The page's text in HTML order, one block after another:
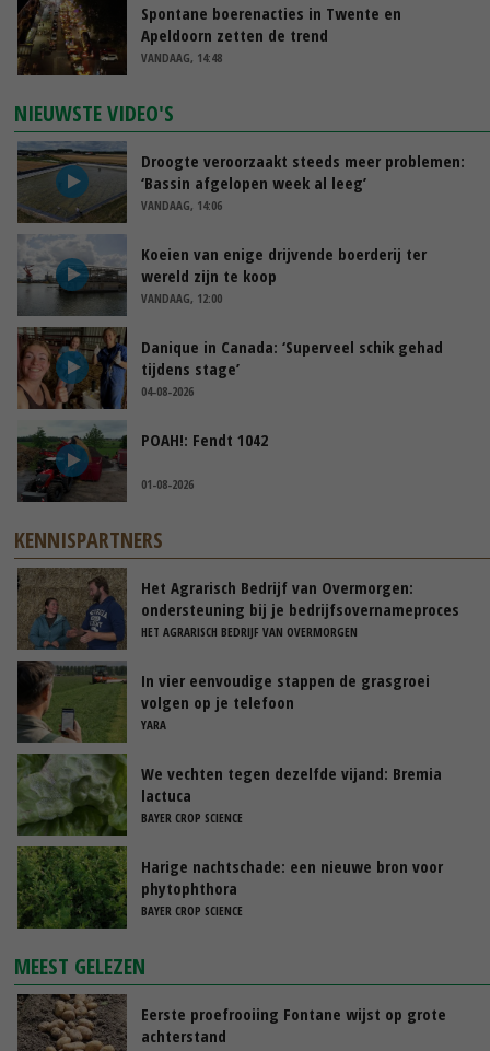
Spontane boerenacties in Twente en
Apeldoorn zetten de trend
VANDAAG, 14:48
NIEUWSTE VIDEO'S
Droogte veroorzaakt steeds meer problemen:
‘Bassin afgelopen week al leeg’
VANDAAG, 14:06
Koeien van enige drijvende boerderij ter
wereld zijn te koop
VANDAAG, 12:00
Danique in Canada: ‘Superveel schik gehad
tijdens stage’
04-08-2026
POAH!: Fendt 1042
01-08-2026
KENNISPARTNERS
Het Agrarisch Bedrijf van Overmorgen:
ondersteuning bij je bedrijfsovernameproces
HET AGRARISCH BEDRIJF VAN OVERMORGEN
In vier eenvoudige stappen de grasgroei
volgen op je telefoon
YARA
We vechten tegen dezelfde vijand: Bremia
lactuca
BAYER CROP SCIENCE
Harige nachtschade: een nieuwe bron voor
phytophthora
BAYER CROP SCIENCE
MEEST GELEZEN
Eerste proefrooiing Fontane wijst op grote
achterstand